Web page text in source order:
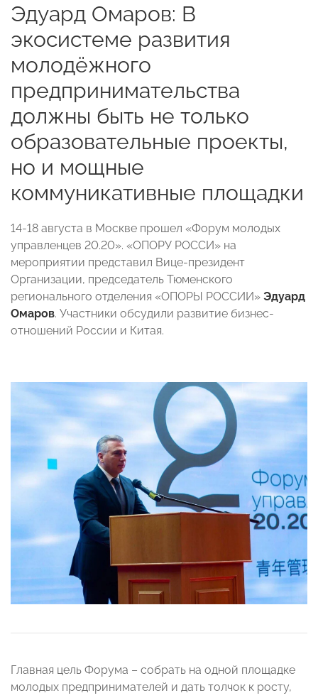
Эдуард Омаров: В
экосистеме развития
молодёжного
предпринимательства
должны быть не только
образовательные проекты,
но и мощные
коммуникативные площадки
14-18 августа в Москве прошел «Форум молодых
управленцев 20.20». «ОПОРУ РОССИ» на
мероприятии представил Вице-президент
Организации, председатель Тюменского
регионального отделения «ОПОРЫ РОССИИ» Эдуард
Омаров. Участники обсудили развитие бизнес-
отношений России и Китая.
Главная цель Форума – собрать на одной площадке
молодых предпринимателей и дать толчок к росту,